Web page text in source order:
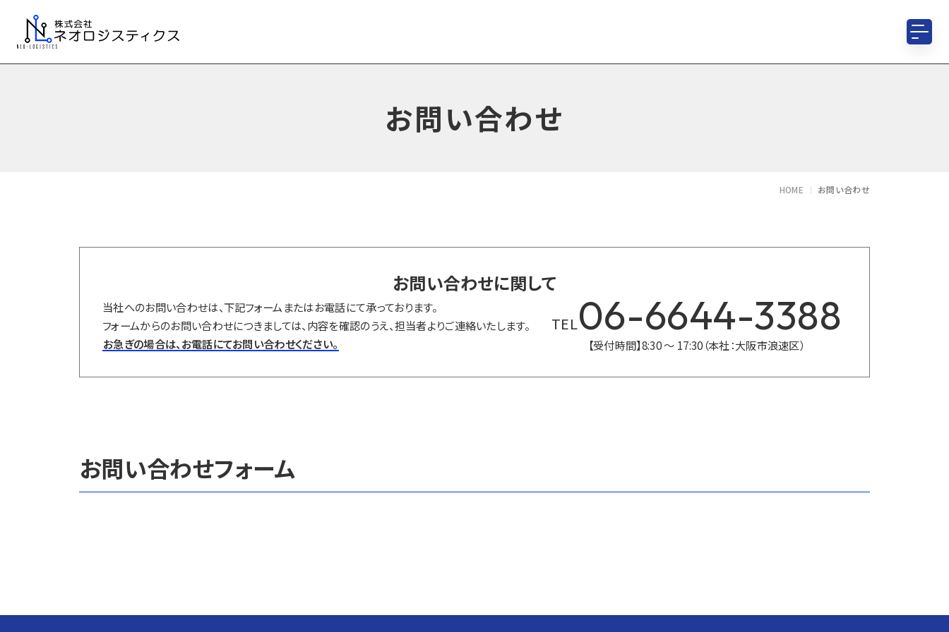
お問い合わせ
HOME お問い合わせ
お問い合わせに関して
当社へのお問い合わせは、下記フォームまたはお電話にて承っております。
フォームからのお問い合わせにつきましては、内容を確認のうえ、担当者よりご連絡いたします。
お急ぎの場合は、お電話にてお問い合わせください。
TEL06-6644-3388
【受付時間】8:30 〜 17:30（本社：大阪市浪速区）
お問い合わせフォーム